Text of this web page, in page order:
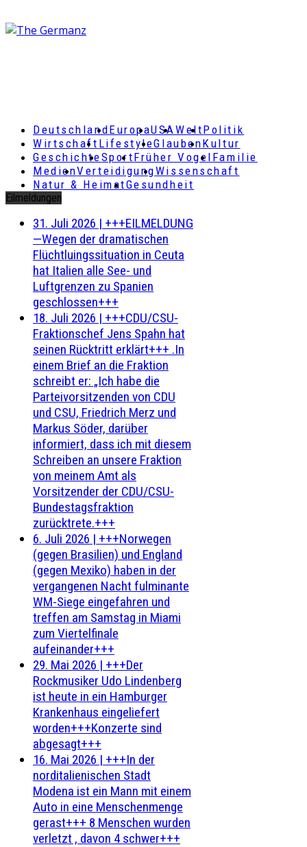
DeutschlandEuropaUSAWeltPolitik
Wirtschaft LifestyleGlaubenKultur
GeschichteSportFrüher Vogel Familie
MedienVerteidigungWissenschaft
Natur & HeimatGesundheit
Eilmeldungen
31. Juli 2026 | +++EILMELDUNG
—Wegen der dramatischen
Flüchtluingssituation in Ceuta
hat Italien alle See- und
Luftgrenzen zu Spanien
geschlossen+++
18. Juli 2026 | +++CDU/CSU-
Fraktionschef Jens Spahn hat
seinen Rücktritt erklärt+++ .In
einem Brief an die Fraktion
schreibt er: „Ich habe die
Parteivorsitzenden von CDU
und CSU, Friedrich Merz und
Markus Söder, darüber
informiert, dass ich mit diesem
Schreiben an unsere Fraktion
von meinem Amt als
Vorsitzender der CDU/CSU-
Bundestagsfraktion
zurücktrete.+++
6. Juli 2026 | +++Norwegen
(gegen Brasilien) und England
(gegen Mexiko) haben in der
vergangenen Nacht fulminante
WM-Siege eingefahren und
treffen am Samstag in Miami
zum Viertelfinale
aufeinander+++
29. Mai 2026 | +++Der
Rockmusiker Udo Lindenberg
ist heute in ein Hamburger
Krankenhaus eingeliefert
worden+++Konzerte sind
abgesagt+++
16. Mai 2026 | +++In der
norditalienischen Stadt
Modena ist ein Mann mit einem
Auto in eine Menschenmenge
gerast+++ 8 Menschen wurden
verletzt , davon 4 schwer+++